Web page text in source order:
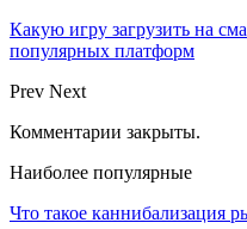
Какую игру загрузить на
популярных платформ
Prev Next
Комментарии закрыты.
Наиболее популярные
Что такое каннибализация